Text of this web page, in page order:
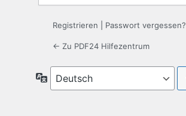
Registrieren Passwort vergessen?
← Zu PDF24 Hilfezentrum
Sprache